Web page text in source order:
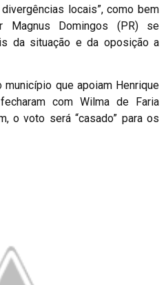
locais”, como bem
Magnus Domingos (PR) se
da situação e da oposição a
que apoiam Henrique
com Wilma de Faria
o voto será “casado” para os